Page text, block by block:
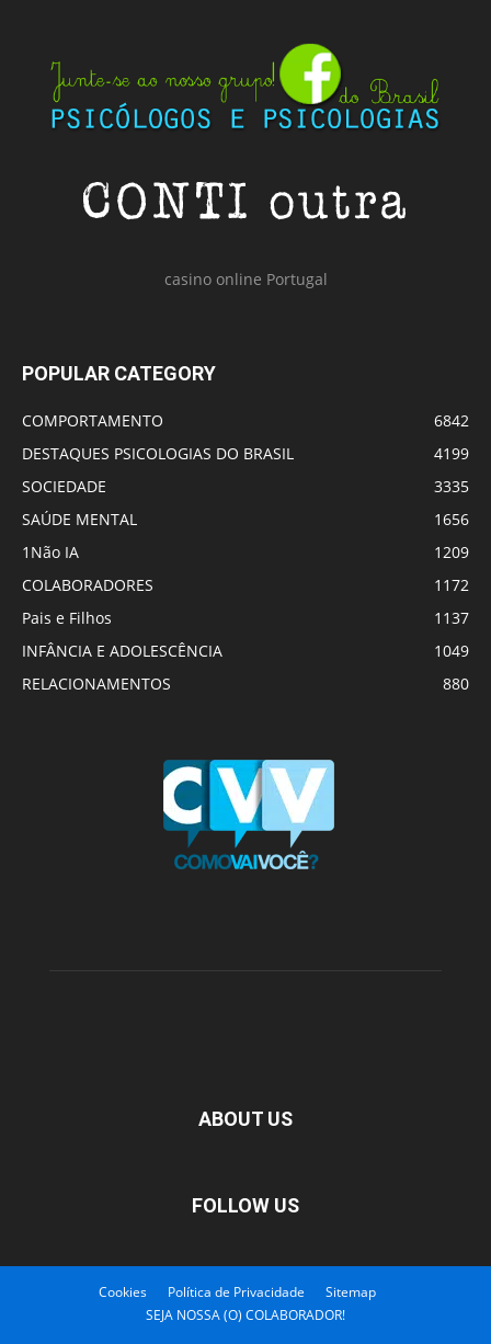
casino online Portugal
POPULAR CATEGORY
COMPORTAMENTO
6842
DESTAQUES PSICOLOGIAS DO BRASIL
4199
SOCIEDADE
3335
SAÚDE MENTAL
1656
1Não IA
1209
COLABORADORES
1172
Pais e Filhos
1137
INFÂNCIA E ADOLESCÊNCIA
1049
RELACIONAMENTOS
880
ABOUT US
FOLLOW US
Cookies Política de Privacidade
Sitemap
SEJA NOSSA (O) COLABORADOR!